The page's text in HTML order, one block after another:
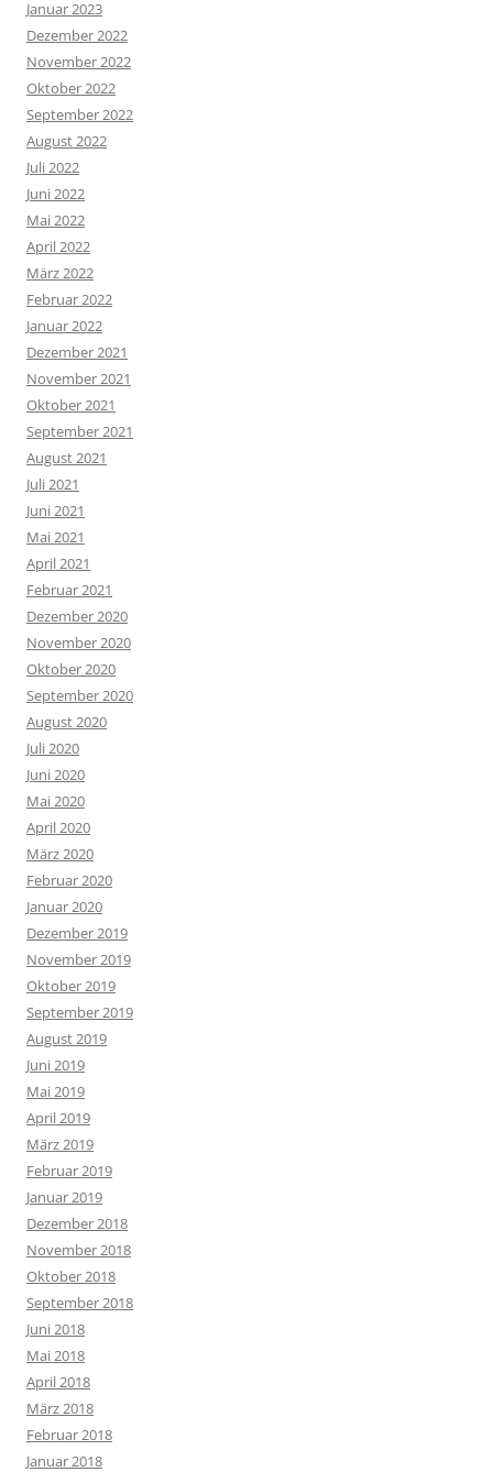
Januar 2023
Dezember 2022
November 2022
Oktober 2022
September 2022
August 2022
Juli 2022
Juni 2022
Mai 2022
April 2022
März 2022
Februar 2022
Januar 2022
Dezember 2021
November 2021
Oktober 2021
September 2021
August 2021
Juli 2021
Juni 2021
Mai 2021
April 2021
Februar 2021
Dezember 2020
November 2020
Oktober 2020
September 2020
August 2020
Juli 2020
Juni 2020
Mai 2020
April 2020
März 2020
Februar 2020
Januar 2020
Dezember 2019
November 2019
Oktober 2019
September 2019
August 2019
Juni 2019
Mai 2019
April 2019
März 2019
Februar 2019
Januar 2019
Dezember 2018
November 2018
Oktober 2018
September 2018
Juni 2018
Mai 2018
April 2018
März 2018
Februar 2018
Januar 2018